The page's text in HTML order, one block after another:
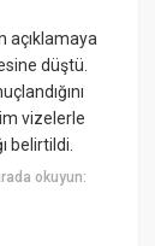
açıklamaya
düştü.
vizelerle
belirtildi.
okuyun: